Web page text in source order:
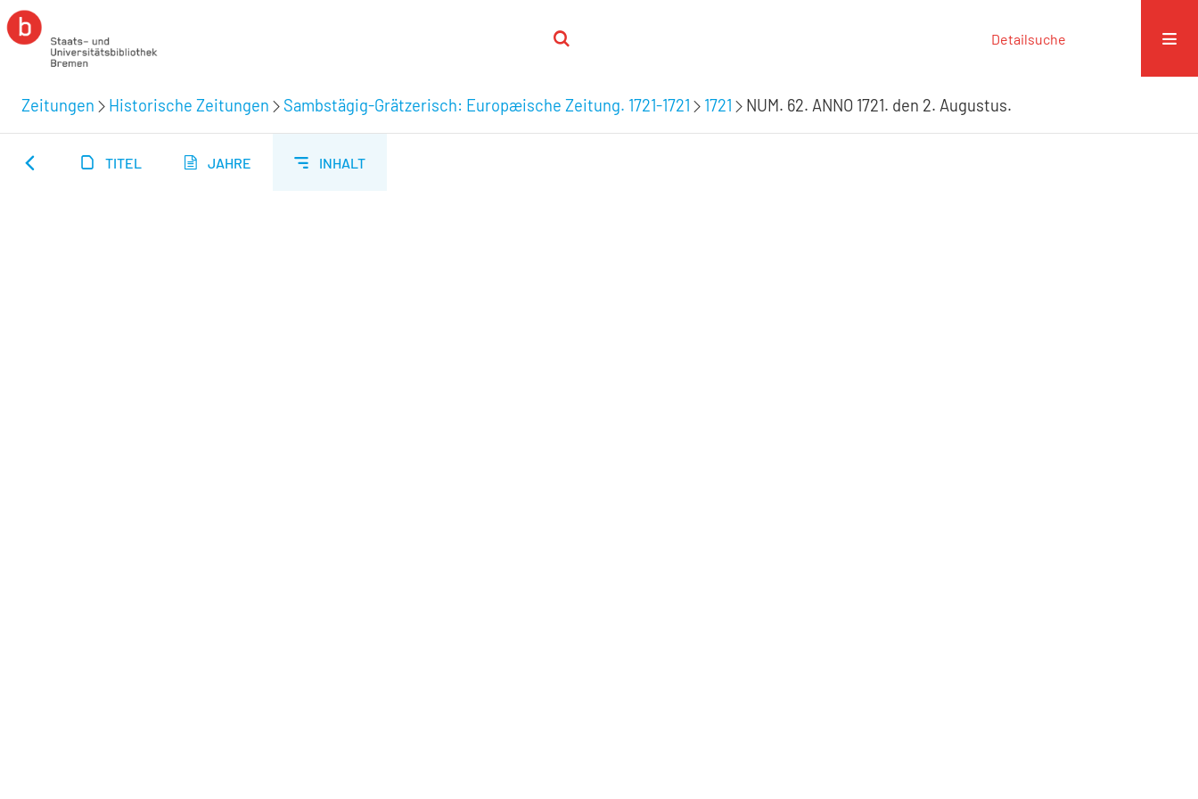
Detailsuche
Zeitungen Historische Zeitungen Sambstägig-Grätzerisch: Europæische Zeitung. 1721-1721 1721 NUM. 62. ANNO 1721. den 2. Augustus.
TITEL JAHRE INHALT